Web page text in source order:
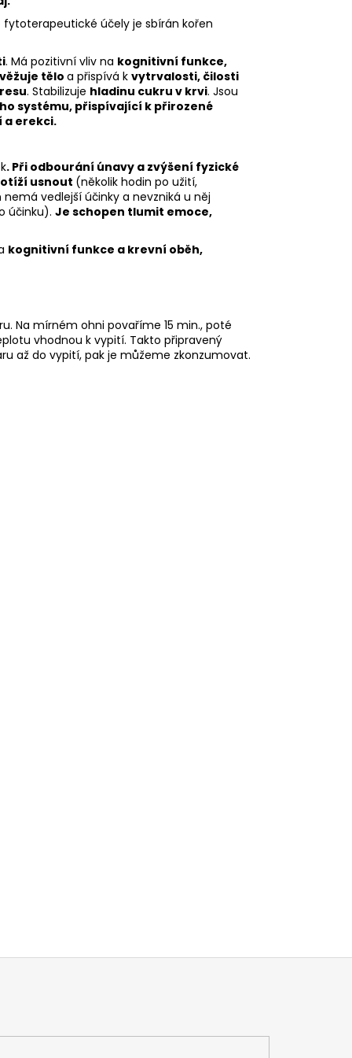
účely je sbírán kořen
. Má pozitivní vliv na kognitivní funkce,
tělo a přispívá k vytrvalosti, čilosti
. Stabilizuje hladinu cukru v krvi. Jsou
systému, přispívající k přirozené
a erekci.
. Při odbourání únavy a zvýšení fyzické
usnout (několik hodin po užití,
vedlejší účinky a nevzniká u něj
účinku). Je schopen tlumit emoce,
kognitivní funkce a krevní oběh,
Na mírném ohni povaříme 15 min., poté
vhodnou k vypití. Takto připravený
až do vypití, pak je můžeme zkonzumovat.